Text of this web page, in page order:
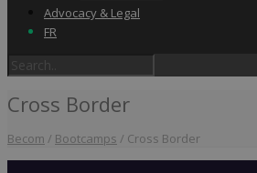
Advocacy & Legal
FR
Cross Border
Becom / Bootcamps / Cross Border